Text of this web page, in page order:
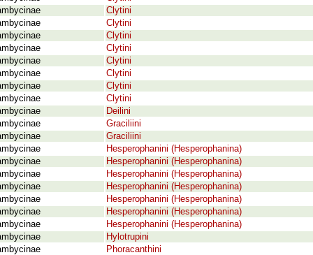
Clytini
Clytini
Clytini
Clytini
Clytini
Clytini
Clytini
Clytini
Deilini
Graciliini
Graciliini
Hesperophanini (Hesperophanina)
Hesperophanini (Hesperophanina)
Hesperophanini (Hesperophanina)
Hesperophanini (Hesperophanina)
Hesperophanini (Hesperophanina)
Hesperophanini (Hesperophanina)
Hesperophanini (Hesperophanina)
Hylotrupini
Phoracanthini